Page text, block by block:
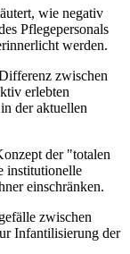
wie negativ
Pflegepersonals
werden.
zwischen
erlebten
der aktuellen
der "totalen
institutionelle
einschränken.
zwischen
Infantilisierung der